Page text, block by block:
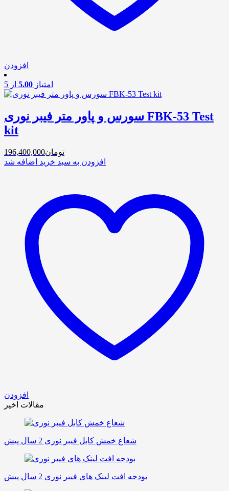
افزودن
امتیاز 5.00 از 5
سورس و پاور متر فیبر نوری FBK-53 Test
kit
تومان196,400,000
افزودن به سبد خرید اضافه شد
افزودن
مقالات اخیر
شعاع خمش کابل فیبر نوری 2 سال پیش
بودجه افت لینک های فیبر نوری 2 سال پیش